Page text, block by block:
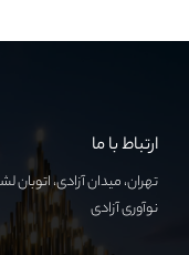
ارتباط با ما
نوآوری آزادی